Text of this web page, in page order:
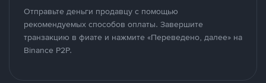
Отправьте деньги продавцу с помощью
рекомендуемых способов оплаты. Завершите
транзакцию в фиате и нажмите «Переведено, далее» на
Binance P2P.